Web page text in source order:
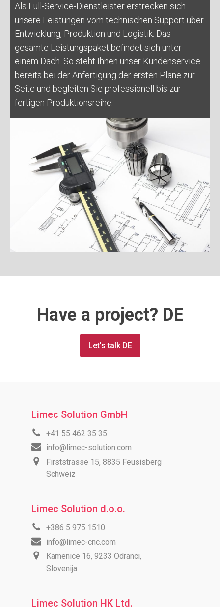
Als Full-Service-Dienstleister erstrecken sich
unsere Leistungen vom technischen Support über
Entwicklung, Produktion und Logistik. Das
gesamte Leistungspaket befindet sich unter
einem Dach. So steht Ihnen unser Kundenservice
bereits bei der Anfertigung der ersten Pläne zur
Seite und begleiten Sie professionell bis zur
fertigen Produktionsreihe.
Have a project? DE
Let's talk DE
Limec Solution GmbH
+41 55 462 35 35
info@limec-solution.com
Firststrasse 15, 8835 Feusisberg
Schweiz
Limec Solution d.o.o.
+386 5 975 1510
info@limec-cnc.com
Kamenice 16, 9233 Odranci,
Slovenija
Limec Solution HK Ltd.